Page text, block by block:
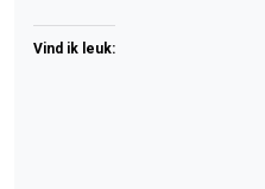
Vind ik leuk: